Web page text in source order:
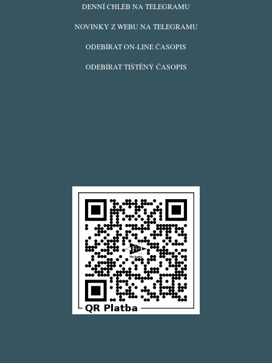
DENNÍ CHLÉB NA TELEGRAMU
NOVINKY Z WEBU NA TELEGRAMU
ODEBÍRAT ON-LINE ČASOPIS
ODEBÍRAT TIŠTĚNÝ ČASOPIS